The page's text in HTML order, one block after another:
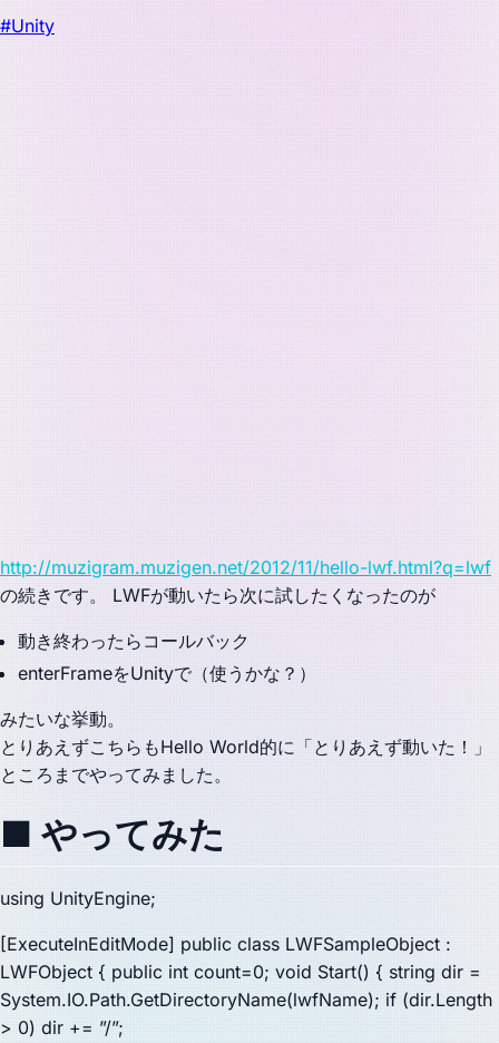
#Unity
http://muzigram.muzigen.net/2012/11/hello-lwf.html?q=lwf
の続きです。 LWFが動いたら次に試したくなったのが
動き終わったらコールバック
enterFrameをUnityで（使うかな？）
みたいな挙動。
とりあえずこちらもHello World的に「とりあえず動いた！」
ところまでやってみました。
■ やってみた
using UnityEngine;
[ExecuteInEditMode] public class LWFSampleObject :
LWFObject { public int count=0; void Start() { string dir =
System.IO.Path.GetDirectoryName(lwfName); if (dir.Length
> 0) dir += ”/”;